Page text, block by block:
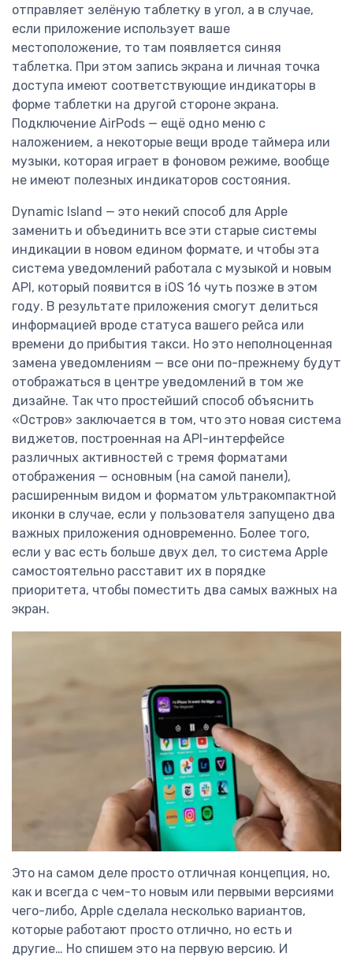
отправляет зелёную таблетку в угол, а в случае,
если приложение использует ваше
местоположение, то там появляется синяя
таблетка. При этом запись экрана и личная точка
доступа имеют соответствующие индикаторы в
форме таблетки на другой стороне экрана.
Подключение AirPods — ещё одно меню с
наложением, а некоторые вещи вроде таймера или
музыки, которая играет в фоновом режиме, вообще
не имеют полезных индикаторов состояния.
Dynamic Island — это некий способ для Apple
заменить и объединить все эти старые системы
индикации в новом едином формате, и чтобы эта
система уведомлений работала с музыкой и новым
API, который появится в iOS 16 чуть позже в этом
году. В результате приложения смогут делиться
информацией вроде статуса вашего рейса или
времени до прибытия такси. Но это неполноценная
замена уведомлениям — все они по-прежнему будут
отображаться в центре уведомлений в том же
дизайне. Так что простейший способ объяснить
«Остров» заключается в том, что это новая система
виджетов, построенная на API-интерфейсе
различных активностей с тремя форматами
отображения — основным (на самой панели),
расширенным видом и форматом ультракомпактной
иконки в случае, если у пользователя запущено два
важных приложения одновременно. Более того,
если у вас есть больше двух дел, то система Apple
самостоятельно расставит их в порядке
приоритета, чтобы поместить два самых важных на
экран.
Это на самом деле просто отличная концепция, но,
как и всегда с чем-то новым или первыми версиями
чего-либо, Apple сделала несколько вариантов,
которые работают просто отлично, но есть и
другие… Но спишем это на первую версию. И